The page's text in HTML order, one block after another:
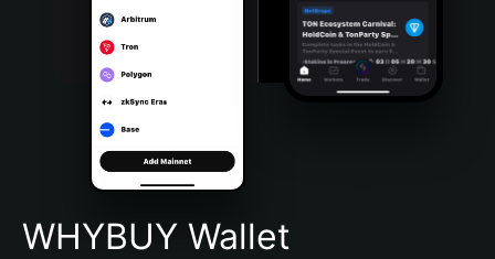
Bahasa Indonesia
Português (Brasil)
Español (Argentina)
WHYBUY Wallet